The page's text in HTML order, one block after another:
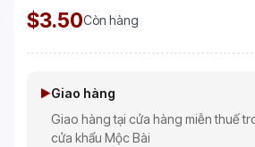
$3.50Còn hàng
Giao hàng
Giao hàng tại cửa hàng miễn thuế
cửa khẩu Mộc Bài